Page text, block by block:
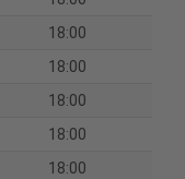
18:00
18:00
18:00
18:00
18:00